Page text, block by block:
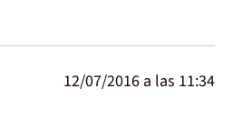
12/07/2016 a las 11:34